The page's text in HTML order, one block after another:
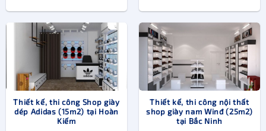
Tùy thuộc vào phân khúc sản phẩm, đối tượng khách hàng để lựa
chọn phong cách thiết kế, trang trí cửa hàng giày dép phù hợp
Ngoài ra thiết kế cửa hàng còn phải phù hợp với phân khúc
sản phẩm. Sản phẩm càng cao cấp và có giá trị thì thiết kế
cảm giác mình là thượng đế khi bước vào cửa hàng.
Thiết kế, thi công Shop giày
dép Adidas (15m2) tại Hoàn
Kiếm
Thiết kế, thi công nội thất
shop giày nam Winđ (25m2)
tại Bắc Ninh